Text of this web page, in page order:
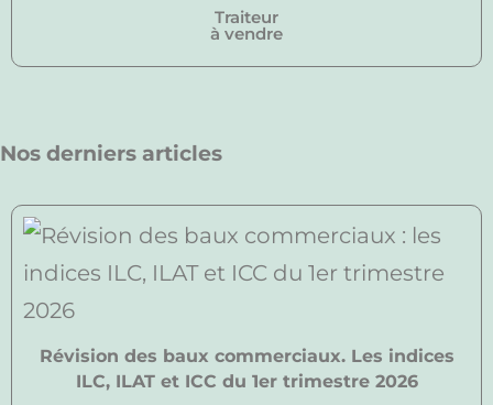
Traiteur
à vendre
Nos derniers articles
Révision des baux commerciaux. Les indices
ILC, ILAT et ICC du 1er trimestre 2026